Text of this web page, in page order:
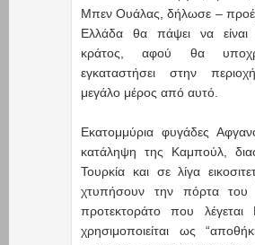
Μπεν Ουάλας, δήλωσε –
Ελλάδα θα πάψει να είναι
κράτος, αφού θα
εγκαταστήσει στην
μεγάλο μέρος από αυτό.
Εκατομμύρια φυγάδες
κατάληψη της Καμπούλ,
Τουρκία και σε λίγα
χτυπήσουν την πόρτα του
προτεκτοράτο που λέγεται
χρησιμοποιείται ως